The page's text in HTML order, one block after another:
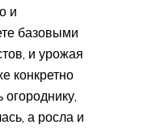
и
базовыми
и урожая
конкретно
а росла и